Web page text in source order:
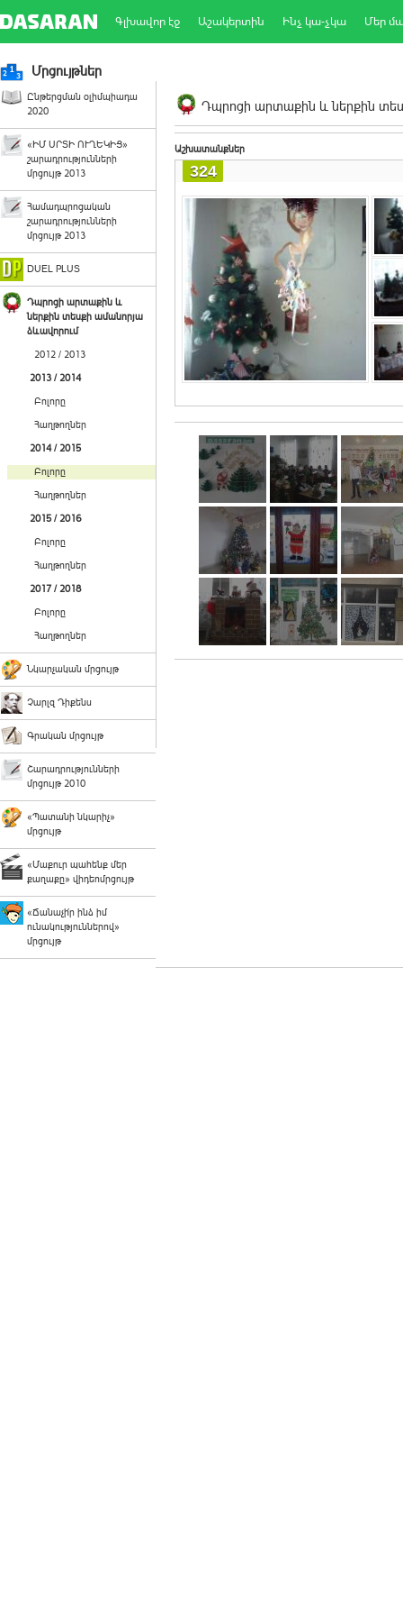
Գլխավոր էջ Աշակերտին Ինչ կա-չկա Մեր
Մրցույթներ
Ընթերցման օլիմպիադա
2020
«ԻՄ ՍՐՏԻ ՈՒՂԵԿԻՑ»
շարադրությունների
մրցույթ 2013
Համադպրոցական
շարադրությունների
մրցույթ 2013
DUEL PLUS
Դպրոցի արտաքին և
ներքին տեսքի ամանորյա
ձևավորում
2012 / 2013
2013 / 2014
Բոլորը
Հաղթողներ
2014 / 2015
Բոլորը
Հաղթողներ
2015 / 2016
Բոլորը
Հաղթողներ
2017 / 2018
Բոլորը
Հաղթողներ
Նկարչական մրցույթ
Չարլզ Դիքենս
Գրական մրցույթ
Շարադրությունների
մրցույթ 2010
«Պատանի նկարիչ»
մրցույթ
«Մաքուր պահենք մեր
քաղաքը» վիդեոմրցույթ
«Ճանաչի՛ր ինձ իմ
ունակություններով»
մրցույթ
Դպրոցի արտաքին և ներքին
Աշխատանքներ
324